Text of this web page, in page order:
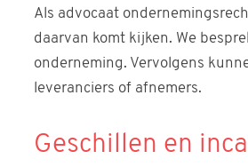
Als advocaat
daarvan komt kijken. We
onderneming. Vervolgens
leveranciers of afnemers.
Geschillen en